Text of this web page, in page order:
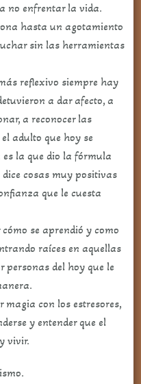
no enfrentar la vida.
hasta un agotamiento
sin las herramientas
reflexivo siempre hay
a dar afecto, a
a reconocer las
adulto que hoy se
es la que dio la fórmula
cosas muy positivas
que le cuesta
se aprendió y como
raíces en aquellas
personas del hoy que le
magia con los estresores,
y entender que el
vivir.